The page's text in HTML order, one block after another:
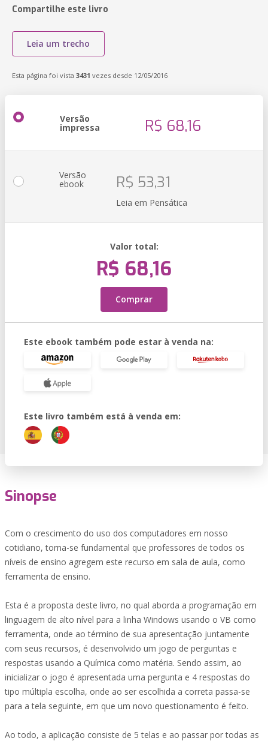
Compartilhe este livro
Leia um trecho
Esta página foi vista 3431 vezes desde 12/05/2016
Versão
impressa R$ 68,16
Versão
ebook R$ 53,31
Leia em Pensática
Valor total:
R$ 68,16
Comprar
Este ebook também pode estar à venda na:
Este livro também está à venda em:
Sinopse
Com o crescimento do uso dos computadores em nosso
cotidiano, torna-se fundamental que professores de todos os
níveis de ensino agregem este recurso em sala de aula, como
ferramenta de ensino.
Esta é a proposta deste livro, no qual aborda a programação em
linguagem de alto nível para a linha Windows usando o VB como
ferramenta, onde ao término de sua apresentação juntamente
com seus recursos, é desenvolvido um jogo de perguntas e
respostas usando a Química como matéria. Sendo assim, ao
inicializar o jogo é apresentada uma pergunta e 4 respostas do
tipo múltipla escolha, onde ao ser escolhida a correta passa-se
para a tela seguinte, em que um novo questionamento é feito.
Ao todo, a aplicação consiste de 5 telas e ao passar por todas as